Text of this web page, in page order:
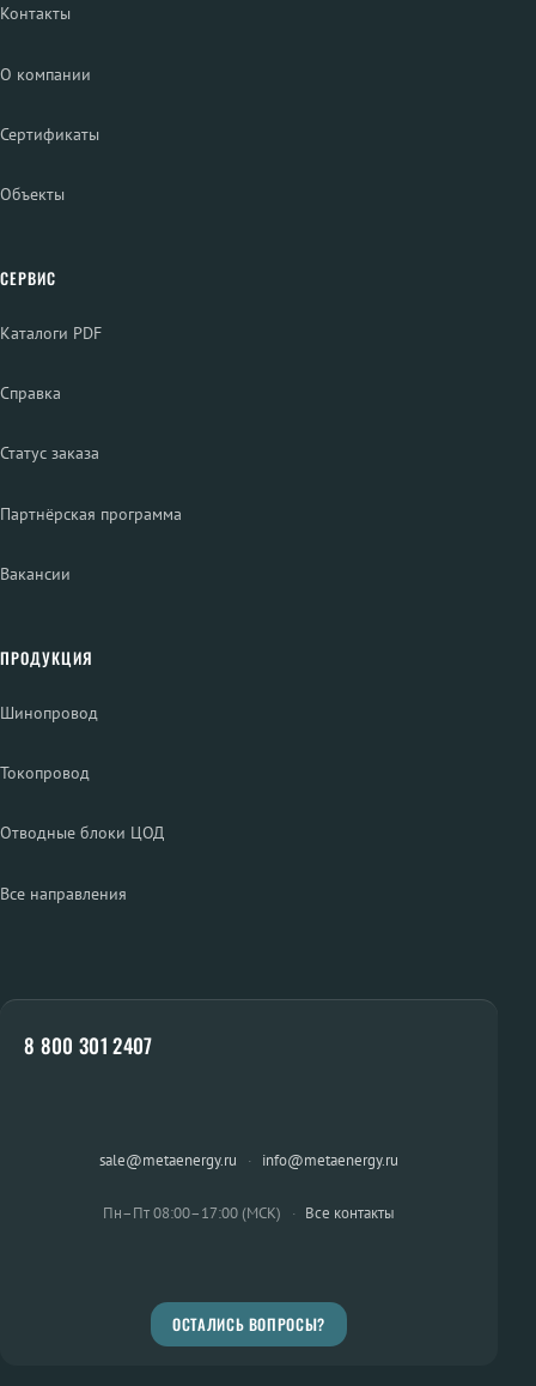
Контакты
О компании
Сертификаты
Объекты
СЕРВИС
Каталоги PDF
Справка
Статус заказа
Партнёрская программа
Вакансии
ПРОДУКЦИЯ
Шинопровод
Токопровод
Отводные блоки ЦОД
Все направления
8 800 301 2407
sale@metaenergy.ru · info@metaenergy.ru
Пн–Пт 08:00–17:00 (МСК) · Все контакты
ОСТАЛИСЬ ВОПРОСЫ?